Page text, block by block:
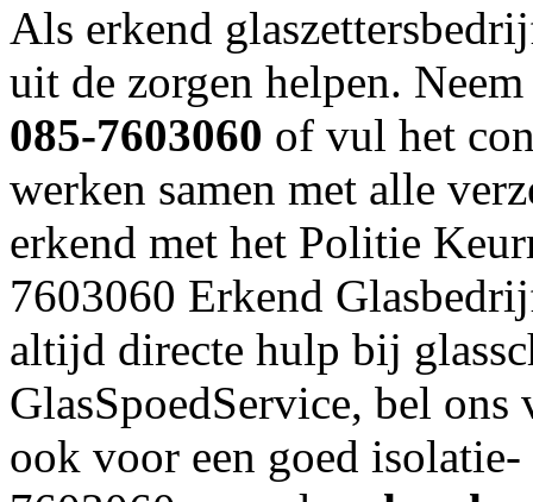
Als erkend
uit de zorgen helpen.
085-7603060 of vul het
werken samen met alle
erkend met het Politie
7603060 Erkend
altijd directe hulp bij
GlasSpoedService, bel
ook voor een goed